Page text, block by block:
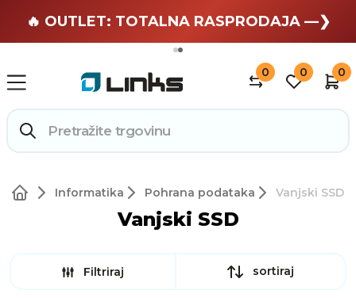
🏄 Zaslužuješ odmor —❯
🔥 OUTLET: TOTALNA RASPRODAJA —❯
0 0 0
Informatika Pohrana podataka Vanjski SSD
Vanjski SSD
Filtriraj sortiraj